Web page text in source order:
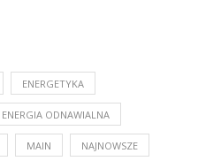
ENERGETYKA
ENERGIA ODNAWIALNA
MAIN NAJNOWSZE